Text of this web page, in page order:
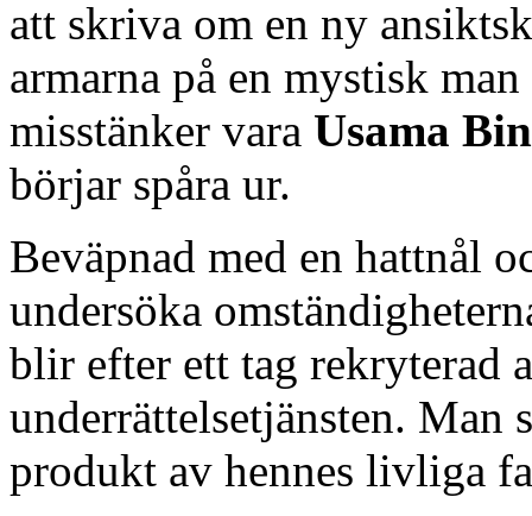
att skriva om en ny
armarna på en mystisk
misstänker vara Usama
börjar spåra ur.
Beväpnad med en hattnål
undersöka
blir efter ett tag rekryterad
underrättelsetjänsten. Man
produkt av hennes livliga